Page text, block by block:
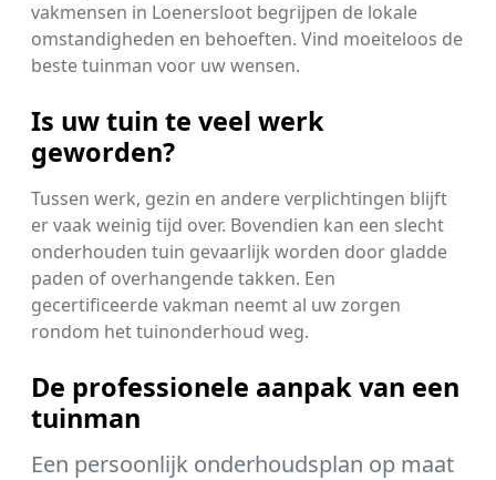
vakmensen in Loenersloot begrijpen de lokale
omstandigheden en behoeften. Vind moeiteloos de
beste tuinman voor uw wensen.
Is uw tuin te veel werk
geworden?
Tussen werk, gezin en andere verplichtingen blijft
er vaak weinig tijd over. Bovendien kan een slecht
onderhouden tuin gevaarlijk worden door gladde
paden of overhangende takken. Een
gecertificeerde vakman neemt al uw zorgen
rondom het tuinonderhoud weg.
De professionele aanpak van een
tuinman
Een persoonlijk onderhoudsplan op maat